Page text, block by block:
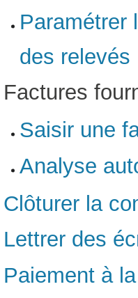
Paramétrer
des relevés
Factures
Saisir une
Analyse
Clôturer la
Lettrer des
Paiement à